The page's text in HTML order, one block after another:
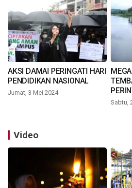
AKSI DAMAI PERINGATI HARI
PENDIDIKAN NASIONAL
Jumat, 3 Mei 2024
Sabtu,
Video